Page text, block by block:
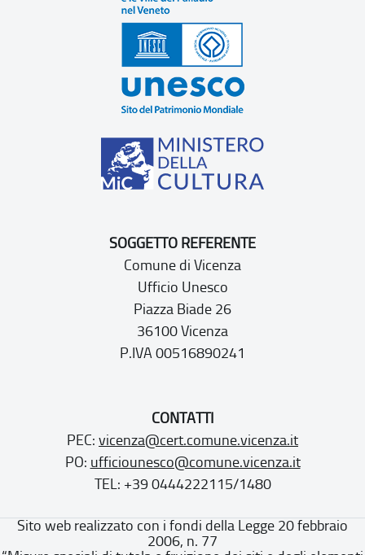
SOGGETTO REFERENTE
Comune di Vicenza
Ufficio Unesco
Piazza Biade 26
36100 Vicenza
P.IVA 00516890241
CONTATTI
PEC: vicenza@cert.comune.vicenza.it
PO: ufficiounesco@comune.vicenza.it
TEL: +39 0444222115/1480
Sito web realizzato con i fondi della Legge 20 febbraio
2006, n. 77